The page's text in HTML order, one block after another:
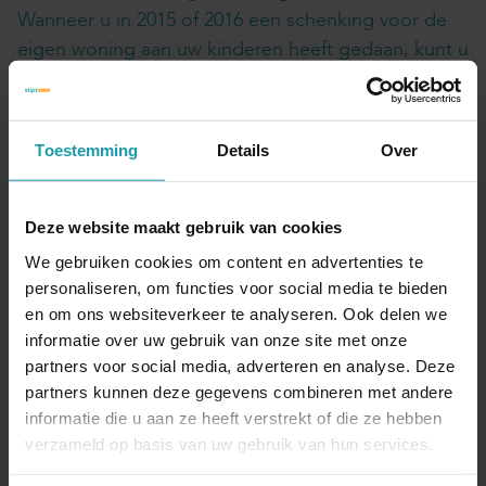
Toestemming Details Over
Deze website maakt gebruik van cookies
We gebruiken cookies om content en advertenties te
personaliseren, om functies voor social media te bieden
en om ons websiteverkeer te analyseren. Ook delen we
informatie over uw gebruik van onze site met onze
partners voor social media, adverteren en analyse. Deze
partners kunnen deze gegevens combineren met andere
informatie die u aan ze heeft verstrekt of die ze hebben
verzameld op basis van uw gebruik van hun services.
Wanneer u in 2015 of 2016 een schenking voor de
eigen woning aan uw kinderen heeft gedaan, kunt u
deze schenking belastingvrij aanvullen. De
ongeacht of de verhoogde vrijstelling in 2015 of
2016 volledig is benut.
Een belastingvrije aanvullende schenking is niet
mogelijk als in de jaren 2010 tot 2015 een beroep is
gedaan op de verhoogde vrijstelling eigen woning.
Dat geldt ook als de vrijstelling destijds niet
volledig is benut.
Gepubliceerd op 14 november 2019
Interessant? Deel dit artikel